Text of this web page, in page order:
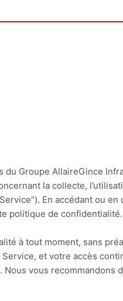
Groupe AllaireGince
la collecte,
En accédant ou
politique de
à tout moment, sans
et votre accès
vous recommandons